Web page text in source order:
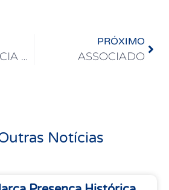
TRANSPARÊNCIA APUB
PRÓXIMO
ASSOCIADO
Notícias